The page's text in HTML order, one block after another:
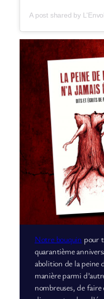
A post shared by
Notre bouquin pour
quarantième
abolition de la peine
manière parmi
nombreuses, de